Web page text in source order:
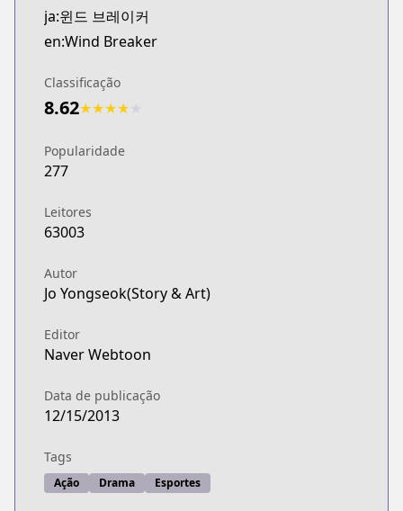
Webtoons
Webtoons
Naver Webtoon
Naver Webtoon
http://comic.naver.com/webtoon/
ja:윈드 브레이커
en:Wind Breaker
Classificação
8.62★★★★
Popularidade
277
Leitores
63003
Autor
Jo Yongseok(Story & Art)
Editor
Naver Webtoon
Data de publicação
12/15/2013
Tags
Ação Drama Esportes